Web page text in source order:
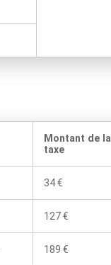
Montant de la
taxe
34 €
127 €
189 €